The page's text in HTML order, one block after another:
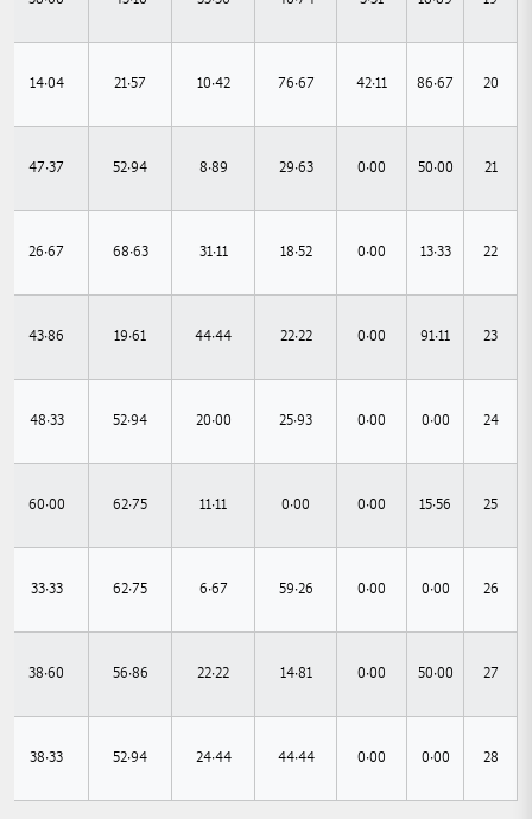
20
86.67
42.11
76.67
10.42
21.57
14.04
21
50.00
0.00
29.63
8.89
52.94
47.37
22
13.33
0.00
18.52
31.11
68.63
26.67
23
91.11
0.00
22.22
44.44
19.61
43.86
24
0.00
0.00
25.93
20.00
52.94
48.33
25
15.56
0.00
0.00
11.11
62.75
60.00
26
0.00
0.00
59.26
6.67
62.75
33.33
27
50.00
0.00
14.81
22.22
56.86
38.60
28
0.00
0.00
44.44
24.44
52.94
38.33